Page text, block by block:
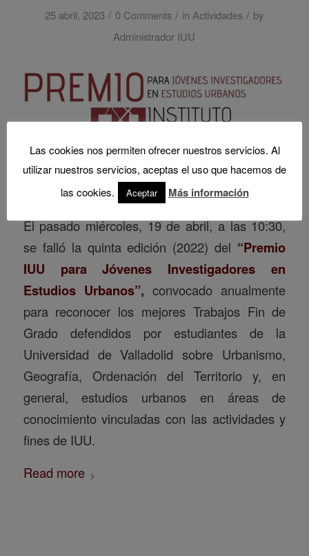
25 abril, 2023 / 0 Comments / in Actividades / by
Administrador IUU
El pasado miércoles, 19 de abril, a las 10:30,
se falló la quinta edición (2022) del “Premio
IUU para Jóvenes Investigadores en
Estudios Urbanos”,convocado anualmente
para reconocer los mejores Trabajos Fin de
Grado defendidos por estudiantes de la
Universidad de Valladolid sobre Urbanismo,
Geografía, Ordenación del Territorio y, en
general, estudios urbanos en áreas de
conocimiento vinculadas con las actividades y
fines de IUU.
Read more
Las cookies nos permiten ofrecer nuestros servicios. Al
utilizar nuestros servicios, aceptas el uso que hacemos de
las cookies.
Aceptar Más información